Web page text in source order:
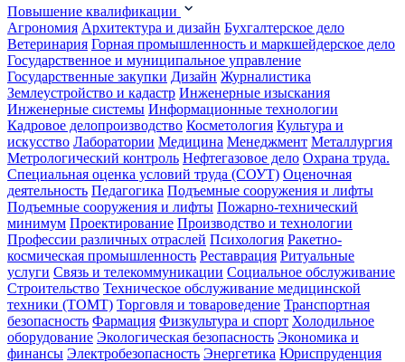
Повышение квалификации
Агрономия Архитектура и дизайн Бухгалтерское дело
Ветеринария Горная промышленность и маркшейдерское дело
Государственное и муниципальное управление
Государственные закупки Дизайн Журналистика
Землеустройство и кадастр Инженерные изыскания
Инженерные системы Информационные технологии
Кадровое делопроизводство Косметология Культура и
искусство Лаборатории Медицина Менеджмент Металлургия
Метрологический контроль Нефтегазовое дело Охрана труда.
Специальная оценка условий труда (СОУТ) Оценочная
деятельность Педагогика Подъемные сооружения и лифты
Подъемные сооружения и лифты Пожарно-технический
минимум Проектирование Производство и технологии
Профессии различных отраслей Психология Ракетно-
космическая промышленность Реставрация Ритуальные
услуги Связь и телекоммуникации Социальное обслуживание
Строительство Техническое обслуживание медицинской
техники (ТОМТ) Торговля и товароведение Транспортная
безопасность Фармация Физкультура и спорт Холодильное
оборудование Экологическая безопасность Экономика и
финансы Электробезопасность Энергетика Юриспруденция